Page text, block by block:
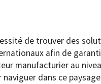
de trouver des
afin de
manufacturier au
dans ce